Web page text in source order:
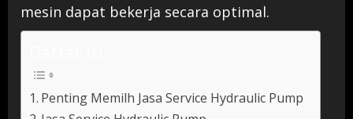
mesin dapat bekerja secara optimal.
Penting Memilh Jasa Service Hydraulic Pump